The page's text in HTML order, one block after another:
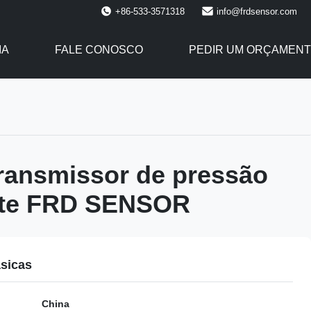
+86-533-3571318 info@frdsensor.com
FALE CONOSCO PEDIR UM
de pressão
FRD SENSOR
China